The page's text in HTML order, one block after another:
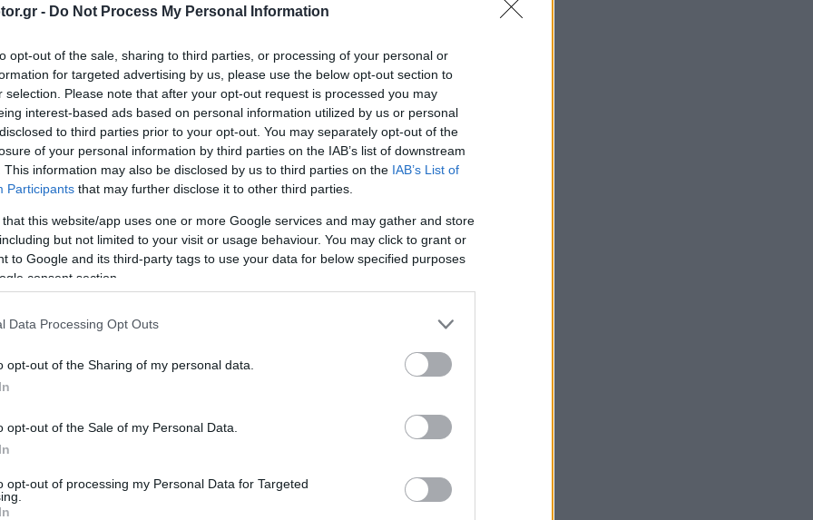
- Do Not Process My Personal Information
opt-out of the sale, sharing to third parties, or processing of your personal or
for targeted advertising by us, please use the below opt-out section to
selection. Please note that after your opt-out request is processed you may
interest-based ads based on personal information utilized by us or personal
to third parties prior to your opt-out. You may separately opt-out of the
of your personal information by third parties on the IAB’s list of downstream
This information may also be disclosed by us to third parties on the IAB’s List of
Participants that may further disclose it to other third parties.
that this website/app uses one or more Google services and may gather and store
but not limited to your visit or usage behaviour. You may click to grant or
to Google and its third-party tags to use your data for below specified purposes
consent section.
Data Processing Opt Outs
opt-out of the Sharing of my personal data.
opt-out of the Sale of my Personal Data.
opt-out of processing my Personal Data for Targeted